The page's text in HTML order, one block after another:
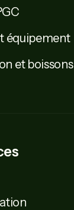
équipement
et boissons